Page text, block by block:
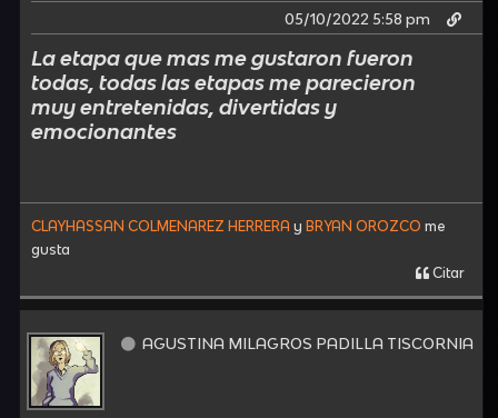
05/10/2022 5:58 pm
La etapa que mas me gustaron fueron
todas, todas las etapas me parecieron
muy entretenidas, divertidas y
emocionantes
CLAYHASSAN COLMENAREZ HERRERA y BRYAN OROZCO me
gusta
Citar
AGUSTINA MILAGROS PADILLA TISCORNIA